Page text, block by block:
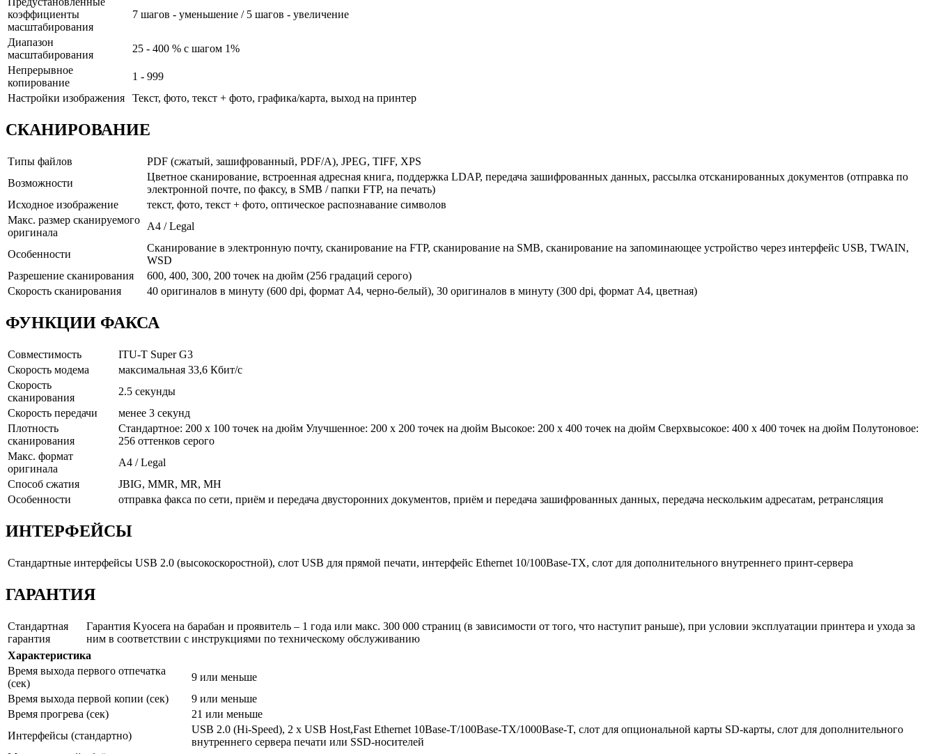
коэффициенты
масштабирования
7 шагов - уменьшение / 5 шагов - увеличение
Диапазон
масштабирования
25 - 400 % с шагом 1%
Непрерывное
копирование
1 - 999
Настройки изображения
Текст, фото, текст + фото, графика/карта, выход на принтер
СКАНИРОВАНИЕ
Типы файлов
PDF (сжатый, зашифрованный, PDF/A), JPEG, TIFF, XPS
Возможности
Цветное сканирование, встроенная адресная книга, поддержка LDAP, передача зашифрованных данных, рассылка отсканированных документов (отправка по
электронной почте, по факсу, в SMB / папки FTP, на печать)
Исходное изображение
текст, фото, текст + фото, оптическое распознавание символов
Макс. размер сканируемого
оригинала
A4 / Legal
Особенности
Сканирование в электронную почту, сканирование на FTP, сканирование на SMB, сканирование на запоминающее устройство через интерфейс USB, TWAIN,
WSD
Разрешение сканирования
600, 400, 300, 200 точек на дюйм (256 градаций серого)
Скорость сканирования
40 оригиналов в минуту (600 dpi, формат A4, черно-белый), 30 оригиналов в минуту (300 dpi, формат A4, цветная)
ФУНКЦИИ ФАКСА
Совместимость
ITU-T Super G3
Скорость модема
максимальная 33,6 Кбит/с
Скорость
сканирования
2.5 секунды
Скорость передачи
менее 3 секунд
Плотность
сканирования
Стандартное: 200 x 100 точек на дюйм Улучшенное: 200 x 200 точек на дюйм Высокое: 200 x 400 точек на дюйм Сверхвысокое: 400 x 400 точек на дюйм Полутоновое:
256 оттенков серого
Макс. формат
оригинала
A4 / Legal
Способ сжатия
JBIG, MMR, MR, MH
Особенности
отправка факса по сети, приём и передача двусторонних документов, приём и передача зашифрованных данных, передача нескольким адресатам, ретрансляция
ИНТЕРФЕЙСЫ
Стандартные интерфейсы USB 2.0 (высокоскоростной), слот USB для прямой печати, интерфейс Ethernet 10/100Base-TX, слот для дополнительного внутреннего принт-сервера
ГАРАНТИЯ
Стандартная
гарантия
Гарантия Kyocera на барабан и проявитель – 1 года или макс. 300 000 страниц (в зависимости от того, что наступит раньше), при условии эксплуатации принтера и ухода за
ним в соответствии с инструкциями по техническому обслуживанию
Характеристика
Время выхода первого отпечатка
(сек)
9 или меньше
Время выхода первой копии (сек)
9 или меньше
Время прогрева (сек)
21 или меньше
Интерфейсы (стандартно)
USB 2.0 (Hi-Speed), 2 x USB Host,Fast Ethernet 10Base-T/100Base-TX/1000Base-T, слот для опциональной карты SD-карты, cлот для дополнительного
внутреннего сервера печати или SSD-носителей